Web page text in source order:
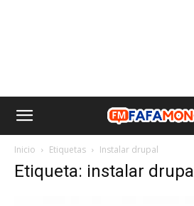
Inicio Etiquetas Instalar drupal
Etiqueta: instalar drupal